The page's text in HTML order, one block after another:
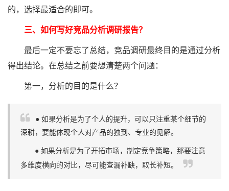
的，选择最适合的即可。
三、如何写好竞品分析调研报告？
最后一定不要忘了总结，竞品调研最终目的是通过分析
得出结论。在总结之前要想清楚两个问题：
第一，分析的目的是什么？
● 如果分析是为了个人的提升，可以只注重某个细节的
深耕，要能体现个人对产品的独到、专业的见解。
● 如果分析是为了开拓市场，制定竞争策略，那要注意
多维度横向的对比，尽可能查漏补缺，取长补短。